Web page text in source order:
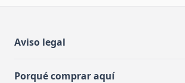
Aviso legal
Porqué comprar aquí